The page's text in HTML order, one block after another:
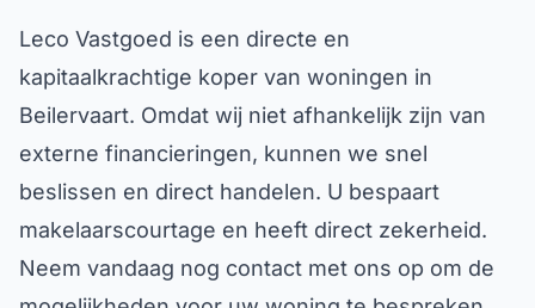
Leco Vastgoed is een directe en
kapitaalkrachtige koper van woningen in
Beilervaart. Omdat wij niet afhankelijk zijn van
externe financieringen, kunnen we snel
beslissen en direct handelen. U bespaart
makelaarscourtage en heeft direct zekerheid.
Neem vandaag nog contact met ons op om de